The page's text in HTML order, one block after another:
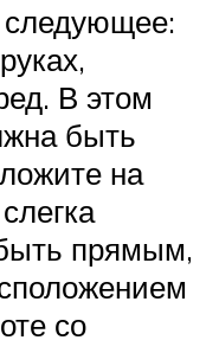
В этом
быть
на
прямым,
со